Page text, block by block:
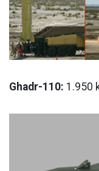
Ghadr-110: 1.950